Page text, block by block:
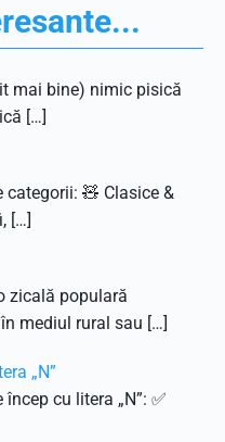
mai bine) nimic pisică
[…]
categorii: 🧸 Clasice &
[…]
zicală populară
mediul rural sau […]
„N”
cu litera „N”: ✅